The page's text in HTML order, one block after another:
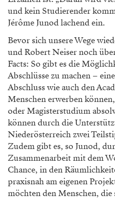
und kein Studierender
Jérôme Junod lachend ein.
Bevor sich unsere Wege
und Robert Neiser noch
Facts: So gibt es die
Abschlüsse zu machen –
Abschluss wie auch den
Menschen erwerben
oder Magisterstudium
können durch die
Niederösterreich zwei
Zudem gibt es, so Junod,
Zusammenarbeit mit dem
Chance, in den
praxisnah am eigenen
möchten den Menschen,